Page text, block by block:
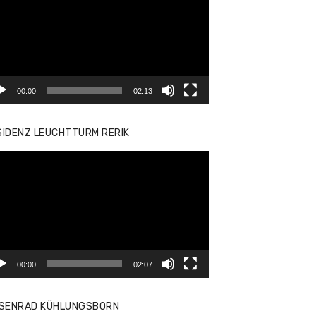
00:00 02:13
LEUCHTTURM RERIK
00:00 02:07
KÜHLUNGSBORN